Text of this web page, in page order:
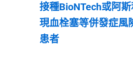
接種BioNTech或阿
現血栓塞等併發症風
患者